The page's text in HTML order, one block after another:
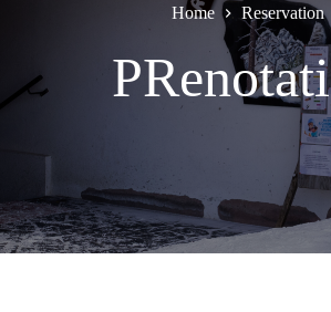
Home Reservation